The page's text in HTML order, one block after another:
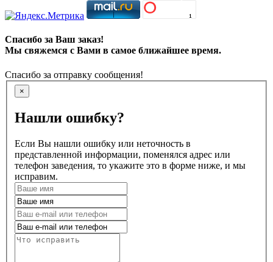
Спасибо за Ваш заказ!
Мы свяжемся с Вами в самое ближайшее время.
Спасибо за отправку сообщения!
×
Нашли ошибку?
Если Вы нашли ошибку или неточность в
представленной информации, поменялся адрес или
телефон заведения, то укажите это в форме ниже, и мы
исправим.